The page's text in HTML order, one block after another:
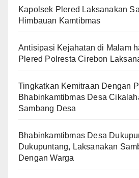
Kapolsek Plered Laksanakan
Himbauan Kamtibmas
Antisipasi Kejahatan di Malam
Plered Polresta Cirebon
Tingkatkan Kemitraan Dengan
Bhabinkamtibmas Desa
Sambang Desa
Bhabinkamtibmas Desa
Dukupuntang, Laksanakan
Dengan Warga